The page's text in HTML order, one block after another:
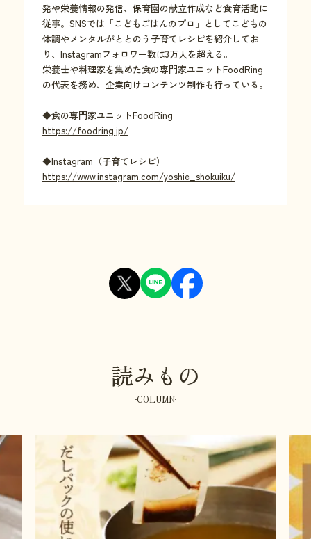
発や栄養情報の発信、保育園の献立作成など食育活動に
従事。SNSでは「こどもごはんのプロ」としてこどもの
体調やメンタルがととのう子育てレシピを紹介してお
り、Instagramフォロワー数は3万人を超える。
栄養士や料理家を集めた食の専門家ユニットFoodRing
の代表を務め、企業向けコンテンツ制作も行っている。
◆食の専門家ユニットFoodRing
https://foodring.jp/
◆Instagram（子育てレシピ）
https://www.instagram.com/yoshie_shokuiku/
読みもの
COLUMN